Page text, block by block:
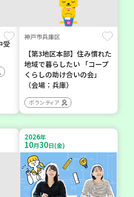
受
神戸市兵庫区
【第3地区本部】住み慣れた
地域で暮らしたい 「コープ
くらしの助け合いの会」
（会場：兵庫）
ボランティア
2026年
10月30日(金)